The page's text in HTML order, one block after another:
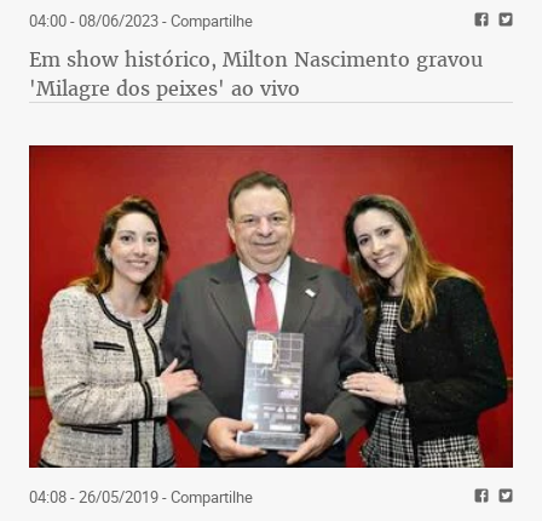
04:00 - 08/06/2023- Compartilhe
Em show histórico, Milton Nascimento gravou
'Milagre dos peixes' ao vivo
04:08 - 26/05/2019- Compartilhe